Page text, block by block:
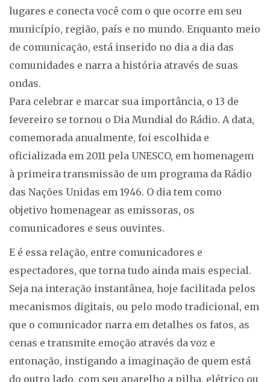
lugares e conecta você com o que ocorre em seu
município, região, país e no mundo. Enquanto meio
de comunicação, está inserido no dia a dia das
comunidades e narra a história através de suas
ondas.
Para celebrar e marcar sua importância, o 13 de
fevereiro se tornou o Dia Mundial do Rádio. A data,
comemorada anualmente, foi escolhida e
oficializada em 2011 pela UNESCO, em homenagem
à primeira transmissão de um programa da Rádio
das Nações Unidas em 1946. O dia tem como
objetivo homenagear as emissoras, os
comunicadores e seus ouvintes.
E é essa relação, entre comunicadores e
espectadores, que torna tudo ainda mais especial.
Seja na interação instantânea, hoje facilitada pelos
mecanismos digitais, ou pelo modo tradicional, em
que o comunicador narra em detalhes os fatos, as
cenas e transmite emoção através da voz e
entonação, instigando a imaginação de quem está
do outro lado, com seu aparelho a pilha, elétrico ou